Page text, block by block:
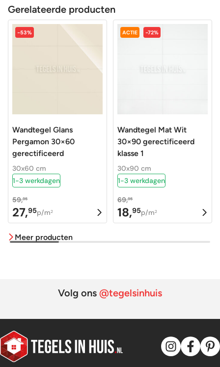
Gerelateerde producten
-53%
Wandtegel Glans
Pergamon 30×60
gerectificeerd
30x60 cm
1-3 werkdagen
59,95
Oorspronkelijke
prijs
was:
27,95
Huidige
prijs
is:
p/m2
ACTIE -72%
Wandtegel Mat Wit
30×90 gerectificeerd
klasse 1
30x90 cm
1-3 werkdagen
69,95
Oorspronkelijke
prijs
18,95
Huidige
prijs
p/m2
Meer producten
Volg ons @tegelsinhuis